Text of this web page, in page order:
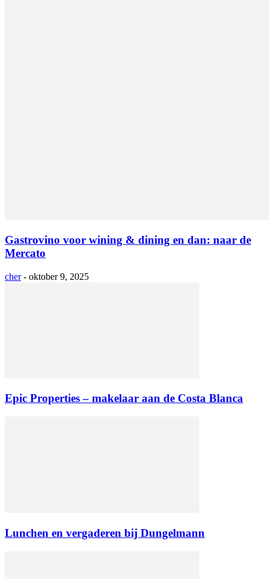
Gastrovino voor wining & dining en dan: naar de
Mercato
cher - oktober 9, 2025
Epic Properties – makelaar aan de Costa Blanca
Lunchen en vergaderen bij Dungelmann